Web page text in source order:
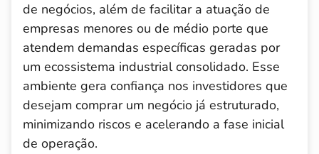
de negócios, além de facilitar a atuação de
empresas menores ou de médio porte que
atendem demandas específicas geradas por
um ecossistema industrial consolidado. Esse
ambiente gera confiança nos investidores que
desejam comprar um negócio já estruturado,
minimizando riscos e acelerando a fase inicial
de operação.